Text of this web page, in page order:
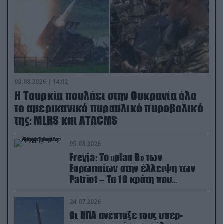
08.08.2026 | 14:02
Η Τουρκία πουλάει στην Ουκρανία όλο
το αμερικανικό πυραυλικό πυροβολικό
της: MLRS και ΑΤΑCMS
05.08.2026
Freyja: Το «plan Β» των
Ευρωπαίων στην έλλειψη των
Patriot – Τα 10 κράτη που
συμμετέχουν στο δίκτυο
συνεργασίας
24.07.2026
Οι ΗΠΑ ανέπτυξε τους υπερ-